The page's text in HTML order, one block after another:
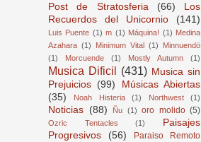
Post de Stratosferia
(66)
Los
Recuerdos del Unicornio
(141)
Luis Puente (1) m (1) Máquina! (1) Medina
Azahara (1) Minimum Vital (1)
Minnuendö
(1)
Morcuende (1) Mostly Autumn (1)
Musica Dificil (431) Musica sin
Prejuicios (99)
Músicas Abiertas
(35)
Noah Histeria (1) Northwest (1)
Noticias (88) Ñu (1) oro molido (5)
Ozric Tentacles (1)
Paisajes
Progresivos
(56)
Paraiso Remoto